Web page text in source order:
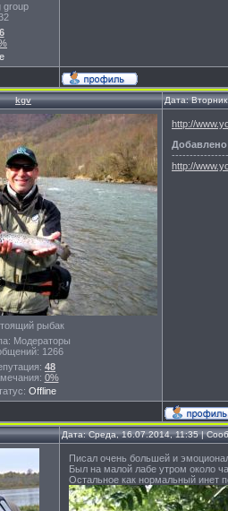
group
kgv Дата:
рыбак
Модераторы
1266
48
0%
Offline
http://
Добавлено
http://
Дата: Среда, 16.07.2014, 11:35 |
Писал очень большей и
Был на малой лабе утром около
Остальное как нормальный инет